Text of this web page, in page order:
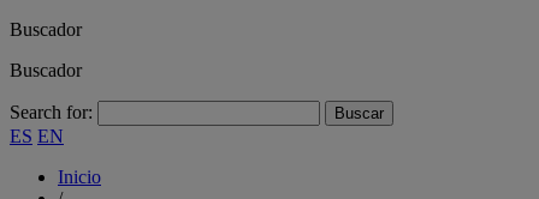
Buscador
Buscador
Search for:
ES EN
Inicio